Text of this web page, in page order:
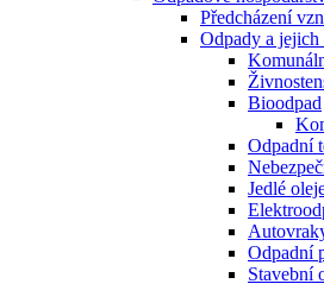
Předcházení
Odpady a
Bioodpad
Odpadní
Jedlé
Odpadní
Stavební